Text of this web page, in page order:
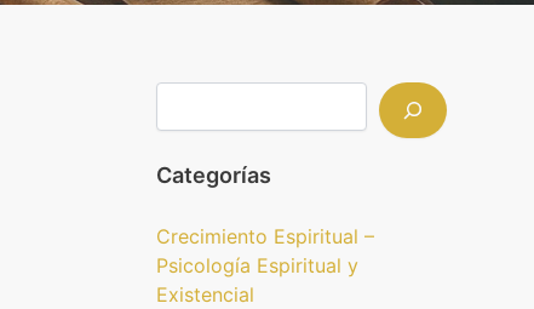
Categorías
Crecimiento Espiritual –
Psicología Espiritual y
Existencial